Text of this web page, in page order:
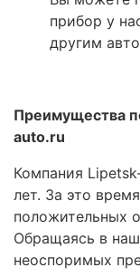
прибор у
другим
Преимущества
auto.ru
Компания
лет. За это
положительных
Обращаясь в
неоспоримых